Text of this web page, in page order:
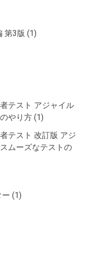
第3版 (1)
テスト アジャイル
やり方 (1)
テスト 改訂版 アジ
ムーズなテストの
(1)